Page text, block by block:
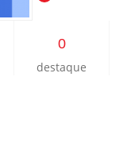
0
destaque